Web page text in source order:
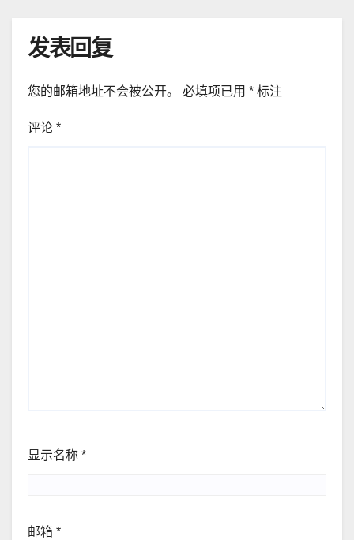
发表回复
您的邮箱地址不会被公开。 必填项已用 * 标注
评论 *
显示名称 *
邮箱 *